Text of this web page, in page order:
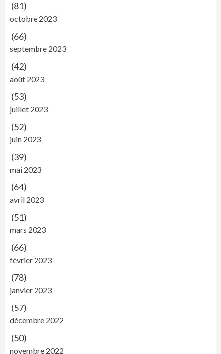
(81)
octobre 2023
(66)
septembre 2023
(42)
août 2023
(53)
juillet 2023
(52)
juin 2023
(39)
mai 2023
(64)
avril 2023
(51)
mars 2023
(66)
février 2023
(78)
janvier 2023
(57)
décembre 2022
(50)
novembre 2022